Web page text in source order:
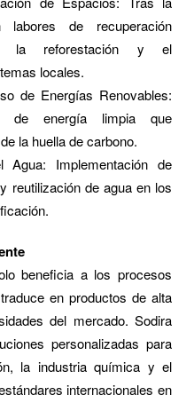
labores de recuperación
la reforestación y el
locales.
de Energías Renovables:
de energía limpia que
la huella de carbono.
Agua: Implementación de
reutilización de agua en los
beneficia a los procesos
en productos de alta
del mercado. Sodira
personalizadas para
la industria química y el
internacionales en